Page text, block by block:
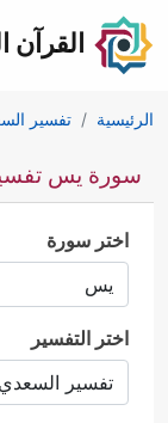
القرآن
الرئيسية تفسير
سورة يس تفسير
اختر سورة
اختر التفسير